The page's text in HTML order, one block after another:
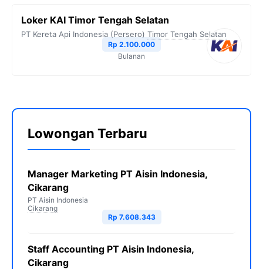
Loker KAI Timor Tengah Selatan
PT Kereta Api Indonesia (Persero) Timor Tengah Selatan
Rp 2.100.000
Bulanan
Lowongan Terbaru
Manager Marketing PT Aisin Indonesia,
Cikarang
PT Aisin Indonesia
Cikarang
Rp 7.608.343
Staff Accounting PT Aisin Indonesia,
Cikarang